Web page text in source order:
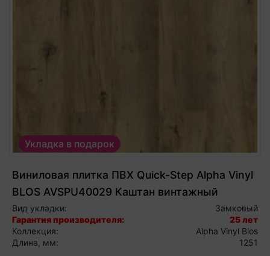
Укладка в подарок
Виниловая плитка ПВХ Quick-Step Alpha Vinyl
BLOS AVSPU40029 Каштан винтажный
натуральный, виниловый ламинат
Вид укладки:
Замковый
Гарантия производителя:
25 лет
Коллекция:
Alpha Vinyl Blos
Длина, мм:
1251